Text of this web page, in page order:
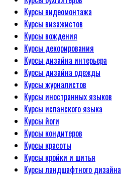
Курсы видеомонтажа
Курсы визажистов
Курсы вождения
Курсы декорирования
Курсы дизайна интерьера
Курсы дизайна одежды
Курсы журналистов
Курсы иностранных языков
Курсы испанского языка
Курсы йоги
Курсы кондитеров
Курсы красоты
Курсы кройки и шитья
Курсы ландшафтного дизайна